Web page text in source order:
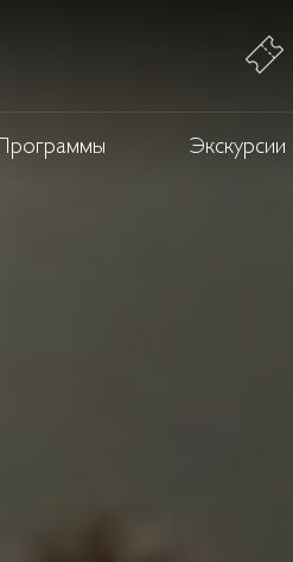
Программы Экскурсии